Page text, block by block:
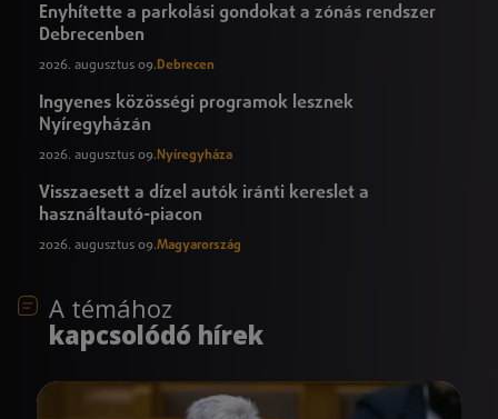
Enyhítette a parkolási gondokat a zónás rendszer
Debrecenben
2026. augusztus 09.Debrecen
Ingyenes közösségi programok lesznek
Nyíregyházán
2026. augusztus 09. Nyíregyháza
Visszaesett a dízel autók iránti kereslet a
használtautó-piacon
2026. augusztus 09.Magyarország
A témához
kapcsolódó hírek